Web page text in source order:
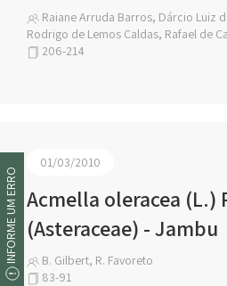
Raiane Arruda Barros, Dárcio Luiz
Rodrigo de Lemos Caldas, Rafael de
206-214
01/03/2010
Acmella oleracea (L.)
(Asteraceae) - Jambu
B. Gilbert, R. Favoreto
83-91
INFORME UM ERRO